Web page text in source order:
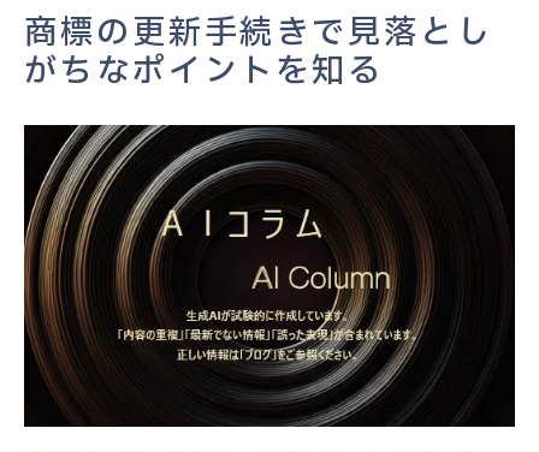
海外での商標更新手続きの注意点
商標更新に関する法改正情報の確認
商標を守るための更新プロセスの重要性とは
ブランド保護の鍵としての商標更新
市場環境に応じた商標戦略の再評価
更新プロセスが企業成長に与える影響
法的リスクを回避するための更新計画
商標権を最大限に活用するためのアプロー
チ
更新プロセスを効率化するためのツールと
商標の更新手続きで見落とし
がちなポイントを知る